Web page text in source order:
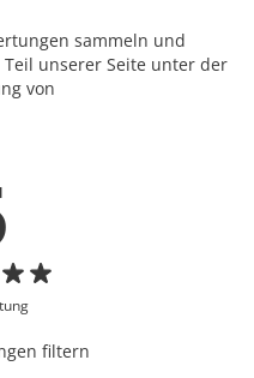
sammeln und
unserer Seite unter der
von
filtern